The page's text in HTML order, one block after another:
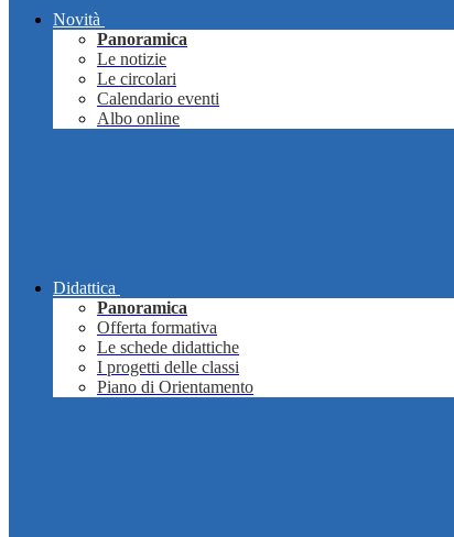
Novità
Panoramica
Le notizie
Le circolari
Calendario eventi
Albo online
Didattica
Panoramica
Offerta formativa
Le schede didattiche
I progetti delle classi
Piano di Orientamento